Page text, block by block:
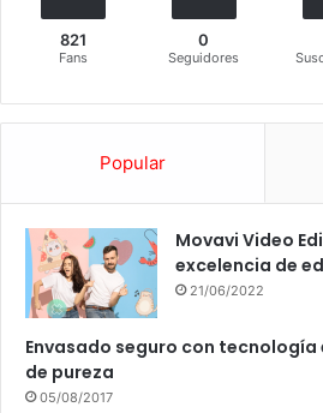
821
Fans
0
Seguidores
Popular
Movavi Video
excelencia de
21/06/2022
Envasado seguro con
de pureza
05/08/2017